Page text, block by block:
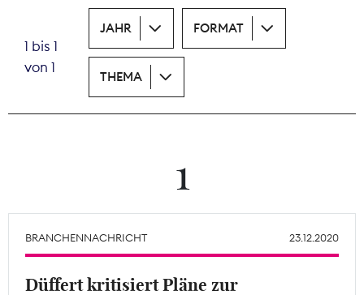
Recht
Tarifpolitik
Theodor-Wolff-Preis
Mitgliederbereich
1 bis 1
von 1
JAHR FORMAT
THEMA
1
BRANCHENNACHRICHT 23.12.2020
Düffert kritisiert Pläne zur